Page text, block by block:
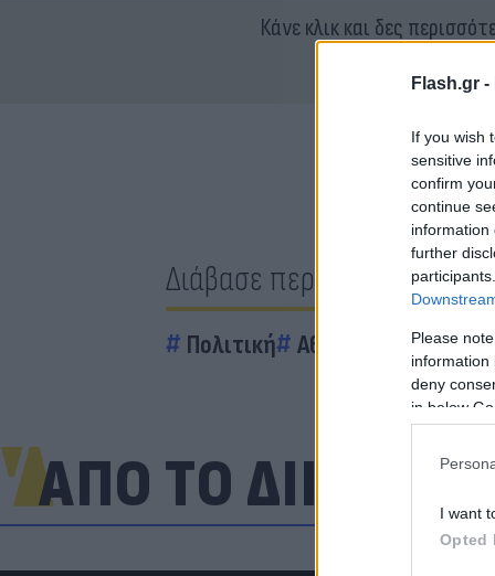
Flash.gr -
If you wish
sensitive
confirm
continue
information
further
Please
information
deny
in below
I want
Opted
Κάνε κλικ και δες
Διάβασε περισσότερα
Πολιτική Αθήνα Νάσος
ΑΠΟ ΤΟ ΔΙΚΤΥΟ